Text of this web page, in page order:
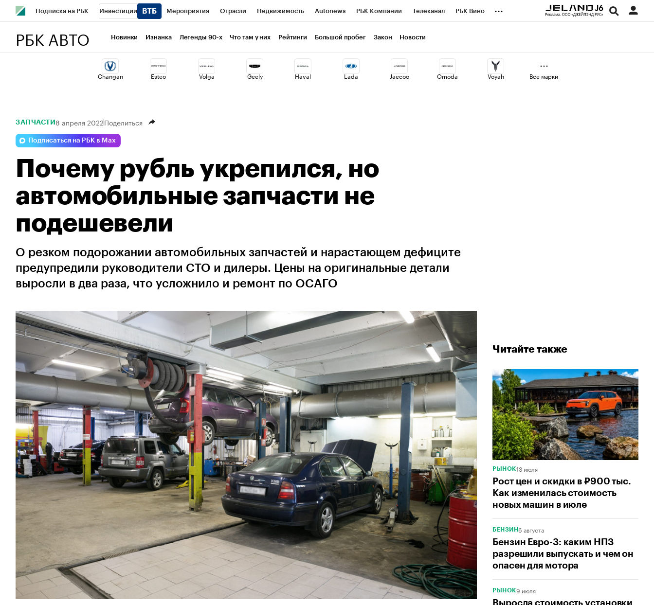
Подписка на РБК Инвестиции Мероприятия Отрасли Недвижимость Autonews РБК Компании Телеканал РБК Вино
Визионеры
Стиль Крипто РБК Бизнес-среда Дискуссионный клуб Исследования Кредитные рейтинги Франшизы Газета
Конференции СПб Спецпроекты Проверка контрагентов Экономика Бизнес
...
РБК АВТО Новинки Изнанка Легенды 90-х Что там у них Рейтинги Большой пробег Закон Новости
Changan Esteo Volga Geely Haval Lada Jaecoo Omoda Voyah Все марки
Читайте также
РЫНОК13 июля
Рост цен и скидки в ₽900 тыс.
Как изменилась стоимость
новых машин в июле
БЕНЗИН6 августа
Бензин Евро-3: каким НПЗ
разрешили выпускать и чем он
опасен для мотора
РЫНОК9 июля
Выросла стоимость установки
ЗАПЧАСТИ 8 апреля 2022Поделиться
Подписаться на РБК в Max
Почему рубль укрепился, но
автомобильные запчасти не
подешевели
О резком подорожании автомобильных запчастей и нарастающем дефиците
предупредили руководители СТО и дилеры. Цены на оригинальные детали
выросли в два раза, что усложнило и ремонт по ОСАГО